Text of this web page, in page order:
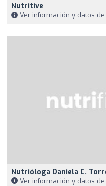
Nutritive
Ver información y datos
Nutrióloga Daniela C.
Ver información y datos